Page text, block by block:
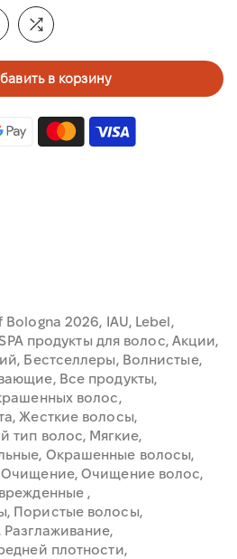
в корзину
Bologna 2026 IAU Lebel
продукты для волос Акции
Бестселлеры Волнистые
Все продукты
волос
Жесткие волосы
тип волос Мягкие
Окрашенные волосы
Очищение Очищение волос
Пористые волосы
Разглаживание
плотности